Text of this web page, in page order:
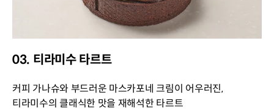
03. 티라미수 타르트
커피 가나슈와 부드러운 마스카포네 크림이 어우러진,
티라미수의 클래식한 맛을 재해석한 타르트